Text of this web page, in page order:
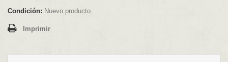
Condición: Nuevo producto
Imprimir